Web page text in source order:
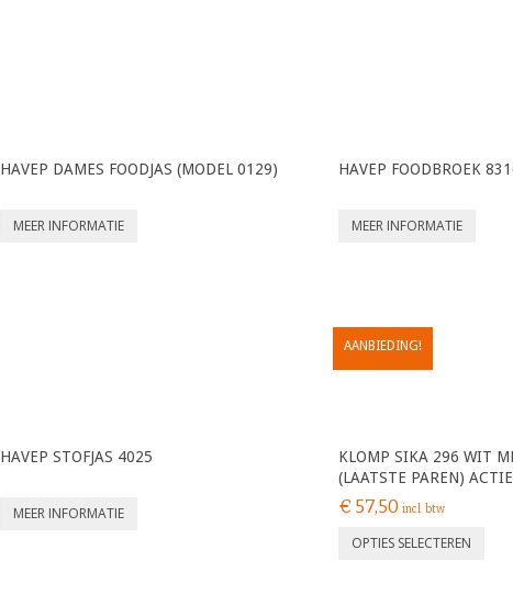
HAVEP DAMES FOODJAS (MODEL 0129)
MEER INFORMATIE
HAVEP FOODBROEK
MEER INFORMATIE
HAVEP STOFJAS 4025
MEER INFORMATIE
AANBIEDING!
KLOMP SIKA 296 WIT
(LAATSTE PAREN) ACTIE
€ 57,50 incl. btw
OPTIES SELECTEREN